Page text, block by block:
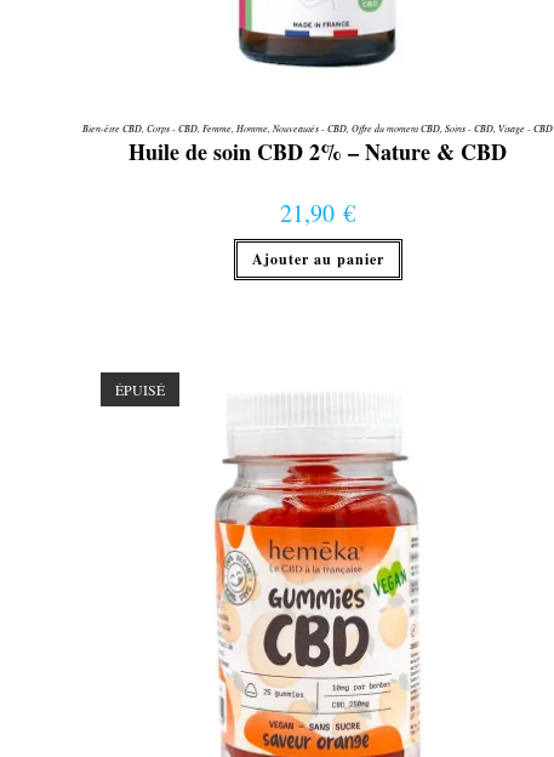
Bien-être CBD,Corps - CBD,Femme,Homme,Nouveautés - CBD,Offre du moment CBD,Soins - CBD,Visage - CBD
Huile de soin CBD 2% – Nature & CBD
21,90€
Ajouter au panier
ÉPUISÉ